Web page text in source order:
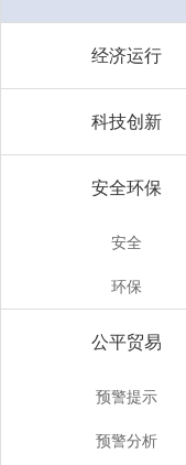
经济运行
科技创新
安全环保
安全
环保
公平贸易
预警提示
预警分析